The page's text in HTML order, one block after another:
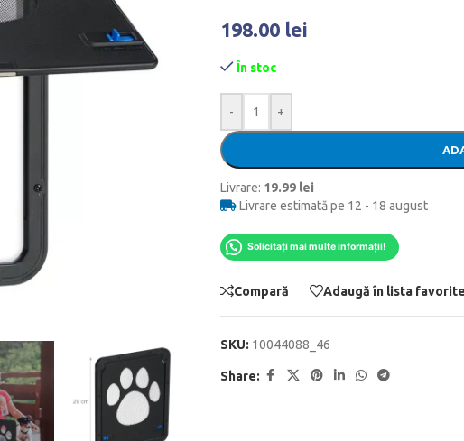
198.00 lei
În stoc
- +
Livrare: 19.99 lei
Livrare estimată pe 12 - 18 august
Solicitați mai multe informații!
Compară Adaugă în lista favorite
SKU: 10044088_46
Share: